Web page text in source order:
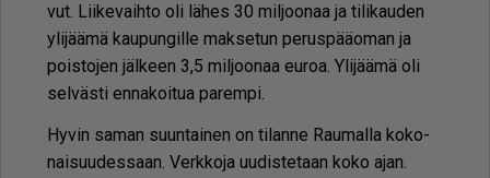
vut. Lii­ke­vaih­to oli lä­hes 30 mil­joo­naa ja ti­li­kau­den
yli­jää­mä kau­pun­gil­le mak­se­tun pe­rus­pää­o­man ja
pois­to­jen jäl­keen 3,5 mil­joo­naa eu­roa. Yli­jää­mä oli
sel­väs­ti en­na­koi­tua pa­rem­pi.
Hy­vin sa­man suun­tai­nen on ti­lan­ne Rau­mal­la ko­ko­
nai­suu­des­saan. Verk­ko­ja uu­dis­te­taan koko ajan.